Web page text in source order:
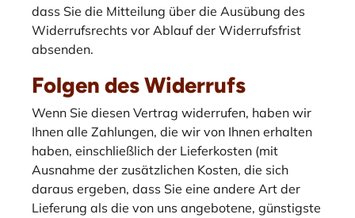
dass Sie die Mitteilung über die Ausübung des
Widerrufsrechts vor Ablauf der Widerrufsfrist
absenden.
Folgen des Widerrufs
Wenn Sie diesen Vertrag widerrufen, haben wir
Ihnen alle Zahlungen, die wir von Ihnen erhalten
haben, einschließlich der Lieferkosten (mit
Ausnahme der zusätzlichen Kosten, die sich
daraus ergeben, dass Sie eine andere Art der
Lieferung als die von uns angebotene, günstigste